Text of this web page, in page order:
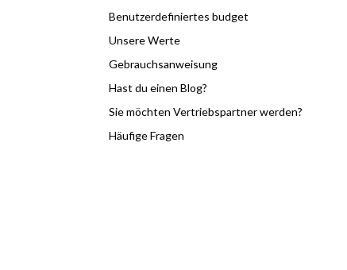
Benutzerdefiniertes budget
Unsere Werte
Gebrauchsanweisung
Hast du einen Blog?
Sie möchten Vertriebspartner werden?
Häufige Fragen